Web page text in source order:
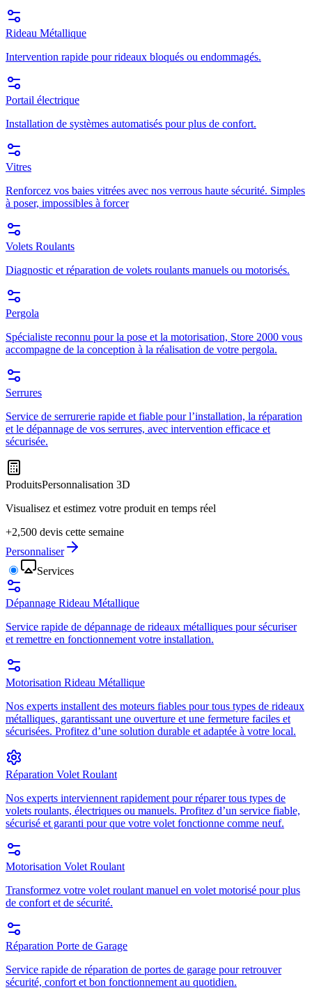
Rideau Métallique
Intervention rapide pour rideaux bloqués ou endommagés.
Portail électrique
Installation de systèmes automatisés pour plus de confort.
Vitres
Renforcez vos baies vitrées avec nos verrous haute sécurité. Simples
à poser, impossibles à forcer
Volets Roulants
Diagnostic et réparation de volets roulants manuels ou motorisés.
Pergola
Spécialiste reconnu pour la pose et la motorisation, Store 2000 vous
accompagne de la conception à la réalisation de votre pergola.
Serrures
Service de serrurerie rapide et fiable pour l’installation, la réparation
et le dépannage de vos serrures, avec intervention efficace et
sécurisée.
ProduitsPersonnalisation 3D
Visualisez et estimez votre produit en temps réel
+2,500 devis cette semaine
Personnaliser
Services
Dépannage Rideau Métallique
Service rapide de dépannage de rideaux métalliques pour sécuriser
et remettre en fonctionnement votre installation.
Motorisation Rideau Métallique
Nos experts installent des moteurs fiables pour tous types de rideaux
métalliques, garantissant une ouverture et une fermeture faciles et
sécurisées. Profitez d’une solution durable et adaptée à votre local.
Réparation Volet Roulant
Nos experts interviennent rapidement pour réparer tous types de
volets roulants, électriques ou manuels. Profitez d’un service fiable,
sécurisé et garanti pour que votre volet fonctionne comme neuf.
Motorisation Volet Roulant
Transformez votre volet roulant manuel en volet motorisé pour plus
de confort et de sécurité.
Réparation Porte de Garage
Service rapide de réparation de portes de garage pour retrouver
sécurité, confort et bon fonctionnement au quotidien.